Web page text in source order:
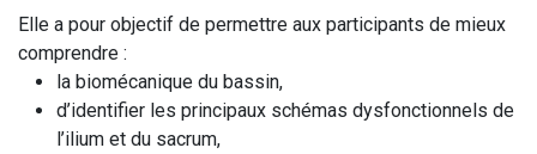
Elle a pour objectif de permettre aux participants de mieux
comprendre :
la biomécanique du bassin,
d’identifier les principaux schémas dysfonctionnels de
l’ilium et du sacrum,